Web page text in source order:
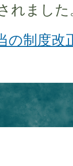
れました
の制度改